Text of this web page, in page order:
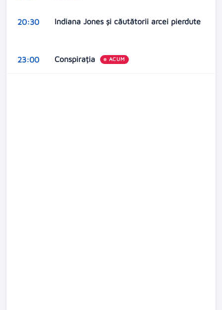
20:30 Indiana Jones și căutătorii arcei pierdute
23:00 Conspirația ACUM